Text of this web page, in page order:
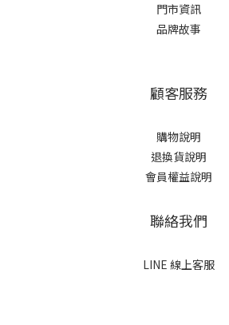
門市資訊
品牌故事
顧客服務
購物說明
退換貨說明
會員權益說明
聯絡我們
LINE 線上客服